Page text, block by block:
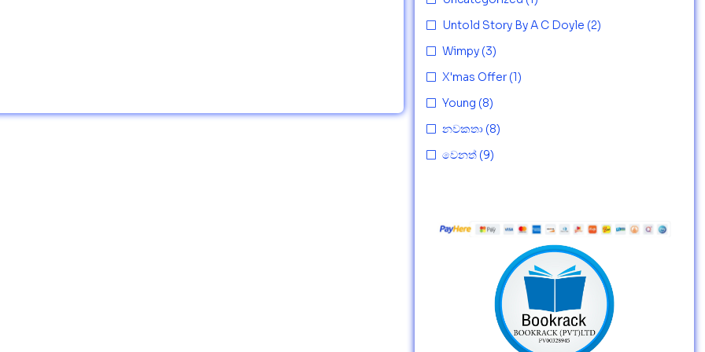
Untold Story By A C Doyle (2)
Wimpy (3)
X'mas Offer (1)
Young (8)
නවකතා (8)
වෙනත් (9)